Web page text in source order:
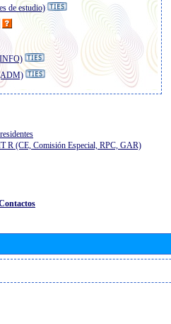
de estudio)
R (CE, Comisión Especial, RPC, GAR)